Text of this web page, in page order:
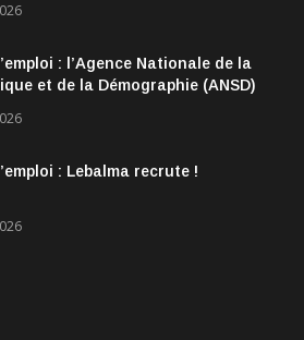
: l’Agence Nationale de la
et de la Démographie (ANSD)
: Lebalma recrute !